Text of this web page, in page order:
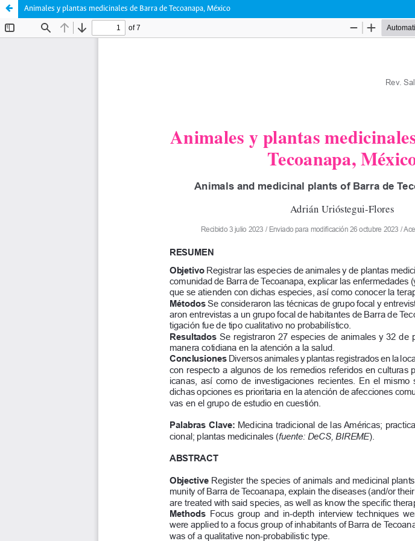
Animales y plantas medicinales de Barra de Tecoanapa, México